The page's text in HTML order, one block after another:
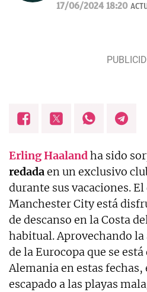
17/06/2024 18:20
Erling Haalandha sido
redadaen un exclusivo
durante sus vacaciones.
Manchester City está
de descanso en la Costa
habitual. Aprovechando la
de la Eurocopa que se
Alemania en estas fechas,
escapado a las playas